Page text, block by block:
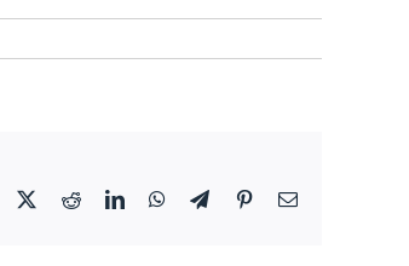
Facebook
TwitterRedditLinkedInWhatsApp
TelegramPinterestEmail